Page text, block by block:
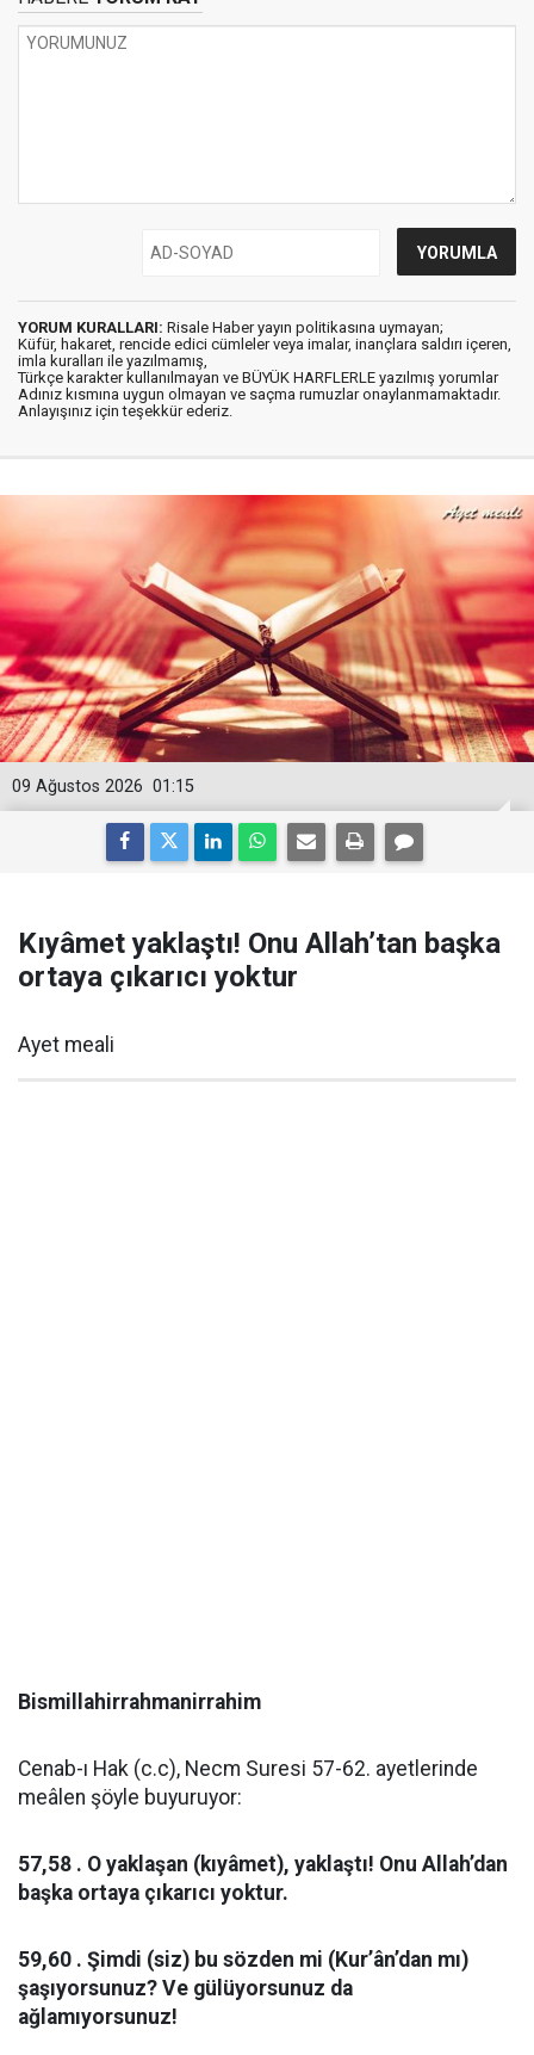
YORUM KURALLARI: Risale Haber yayın politikasına uymayan;
Küfür, hakaret, rencide edici cümleler veya imalar, inançlara saldırı içeren,
imla kuralları ile yazılmamış,
Türkçe karakter kullanılmayan ve BÜYÜK HARFLERLE yazılmış yorumlar
Adınız kısmına uygun olmayan ve saçma rumuzlar onaylanmamaktadır.
Anlayışınız için teşekkür ederiz.
01:15
09 Ağustos 2026
Kıyâmet yaklaştı! Onu Allah’tan başka
ortaya çıkarıcı yoktur
Ayet meali
Bismillahirrahmanirrahim
Cenab-ı Hak (c.c), Necm Suresi 57-62. ayetlerinde
meâlen şöyle buyuruyor:
57,58 . O yaklaşan (kıyâmet), yaklaştı! Onu Allah’dan
başka ortaya çıkarıcı yoktur.
59,60 . Şimdi (siz) bu sözden mi (Kur’ân’dan mı)
şaşıyorsunuz? Ve gülüyorsunuz da
ağlamıyorsunuz!